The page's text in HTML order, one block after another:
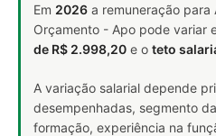
Em 2026 a remuneração para
Orçamento - Apo pode variar
de R$ 2.998,20 e o teto
A variação salarial depende
desempenhadas, segmento
formação, experiência na